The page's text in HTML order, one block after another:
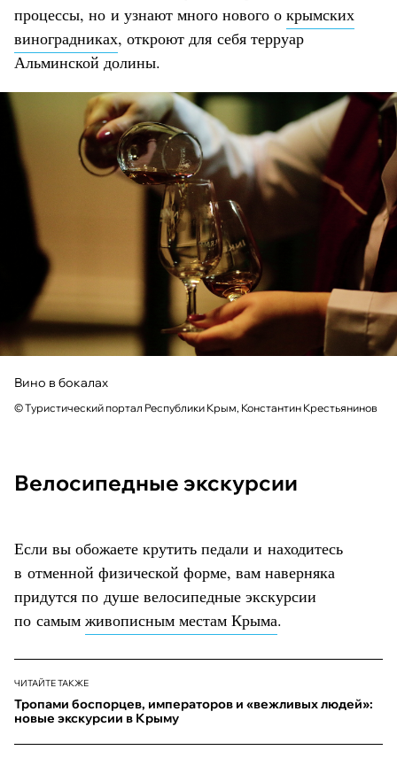
процессы, но и узнают много нового о крымских
виноградниках, откроют для себя терруар
Альминской долины.
Вино в бокалах
© Туристический портал Республики Крым, Константин Крестьянинов
Велосипедные экскурсии
Если вы обожаете крутить педали и находитесь
в отменной физической форме, вам наверняка
придутся по душе велосипедные экскурсии
по самым живописным местам Крыма.
ЧИТАЙТЕ ТАКЖЕ
Тропами боспорцев, императоров и «вежливых людей»:
новые экскурсии в Крыму